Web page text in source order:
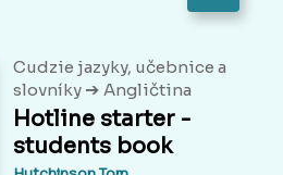
Cudzie jazyky, učebnice a
slovníky ➔ Angličtina
Hotline starter -
students book